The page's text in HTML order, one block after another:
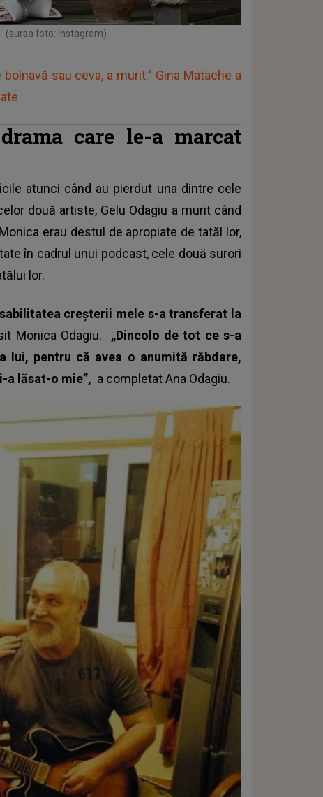
(sursa foto: Instagram)
sau ceva, a murit.” Gina Matache a
care le-a marcat
atunci când au pierdut una dintre cele
două artiste, Gelu Odagiu a murit când
erau destul de apropiate de tatăl lor,
în cadrul unui podcast, cele două surori
lor.
creșterii mele s-a transferat la
Monica Odagiu.
„Dincolo de tot ce s-a
pentru că avea o anumită răbdare,
a lăsat-o mie”, a completat Ana Odagiu.